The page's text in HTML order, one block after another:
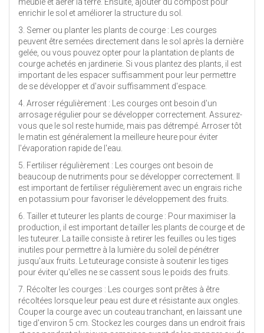
meuble et aérer la terre. Ensuite, ajouter du compost pour
enrichir le sol et améliorer la structure du sol.
3. Semer ou planter les plants de courge : Les courges
peuvent être semées directement dans le sol après la dernière
gelée, ou vous pouvez opter pour la plantation de plants de
courge achetés en jardinerie. Si vous plantez des plants, il est
important de les espacer suffisamment pour leur permettre
de se développer et d'avoir suffisamment d'espace.
4. Arroser régulièrement : Les courges ont besoin d'un
arrosage régulier pour se développer correctement. Assurez-
vous que le sol reste humide, mais pas détrempé. Arroser tôt
le matin est généralement la meilleure heure pour éviter
l'évaporation rapide de l'eau.
5. Fertiliser régulièrement : Les courges ont besoin de
beaucoup de nutriments pour se développer correctement. Il
est important de fertiliser régulièrement avec un engrais riche
en potassium pour favoriser le développement des fruits.
6. Tailler et tuteurer les plants de courge : Pour maximiser la
production, il est important de tailler les plants de courge et de
les tuteurer. La taille consiste à retirer les feuilles ou les tiges
inutiles pour permettre à la lumière du soleil de pénétrer
jusqu'aux fruits. Le tuteurage consiste à soutenir les tiges
pour éviter qu'elles ne se cassent sous le poids des fruits.
7. Récolter les courges : Les courges sont prêtes à être
récoltées lorsque leur peau est dure et résistante aux ongles.
Couper la courge avec un couteau tranchant, en laissant une
tige d'environ 5 cm. Stockez les courges dans un endroit frais